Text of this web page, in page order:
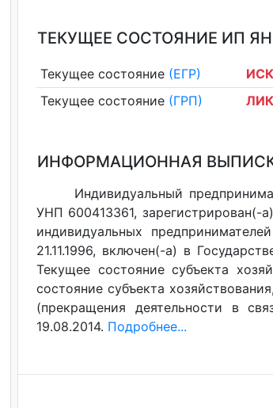
ТЕКУЩЕЕ СОСТОЯНИЕ ИП
Текущее состояние (ЕГР)
Текущее состояние (ГРП)
ИНФОРМАЦИОННАЯ
Индивидуальный
УНП 600413361, зарегистрирован(-
индивидуальных
21.11.1996, включен(-a) в
Текущее состояние субъекта
состояние субъекта
(прекращения деятельности в
19.08.2014. Подробнее...